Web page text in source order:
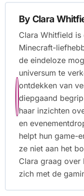
By Clara
Clara Whitfield is
Minecraft-
de eindeloze
universum te
ontdekken van
diepgaand
haar inzichten
en
helpt hun game-
ze niet aan het
Clara graag over
zich met de